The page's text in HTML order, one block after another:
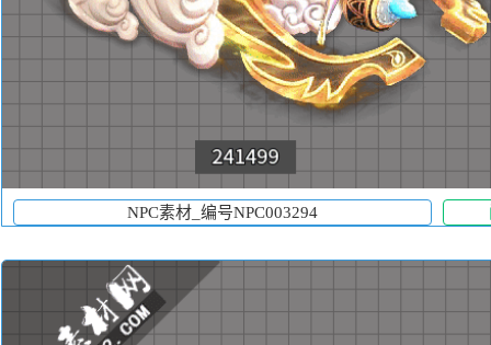
NPC素材_编号NPC003294